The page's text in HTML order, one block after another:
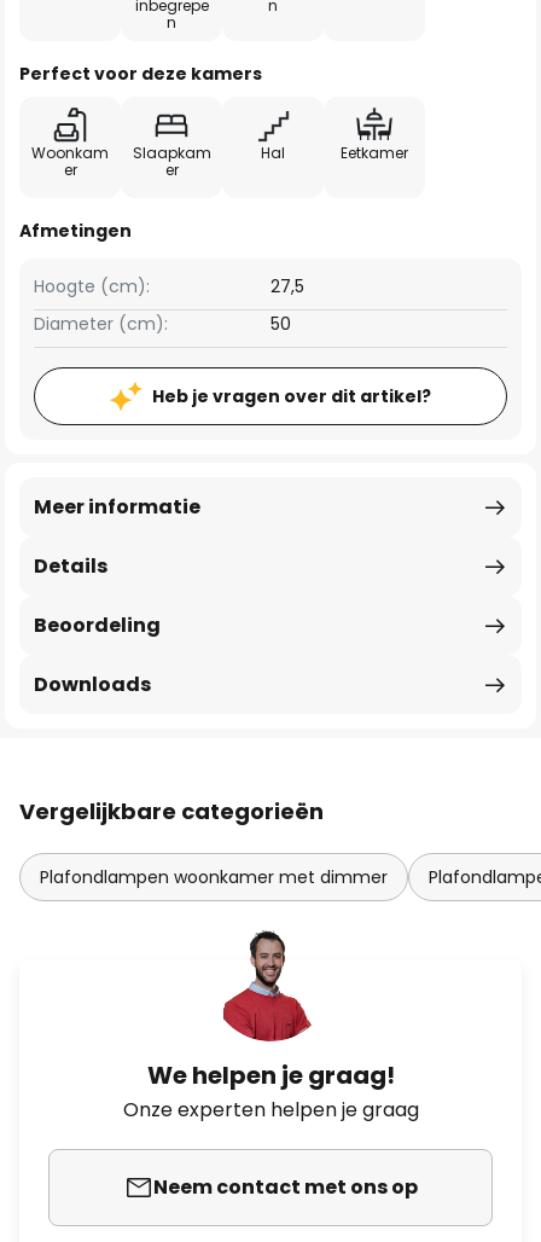
inbegrepe
n
n
Perfect voor deze kamers
Woonkam
er
Slaapkam
er
Hal Eetkamer
Afmetingen
Hoogte (cm):
27,5
Diameter (cm):
50
Heb je vragen over dit artikel?
Details
Meer informatie
Beoordeling
Downloads
Vergelijkbare categorieën
Plafondlampen woonkamer met dimmer
We helpen je graag!
Onze experten helpen je graag
Neem contact met ons op